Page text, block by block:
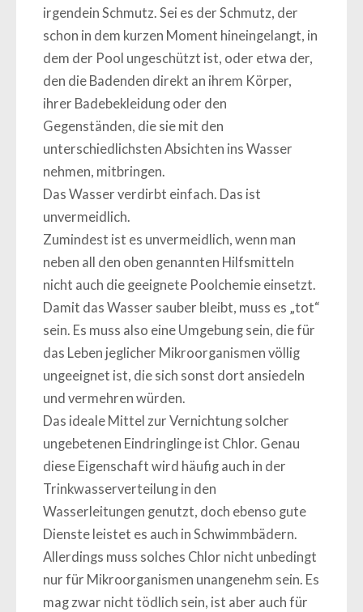
irgendein Schmutz. Sei es der Schmutz, der
schon in dem kurzen Moment hineingelangt, in
dem der Pool ungeschützt ist, oder etwa der,
den die Badenden direkt an ihrem Körper,
ihrer Badebekleidung oder den
Gegenständen, die sie mit den
unterschiedlichsten Absichten ins Wasser
nehmen, mitbringen.
Das Wasser verdirbt einfach. Das ist
unvermeidlich.
Zumindest ist es unvermeidlich, wenn man
neben all den oben genannten Hilfsmitteln
nicht auch die geeignete Poolchemie einsetzt.
Damit das Wasser sauber bleibt, muss es „tot“
sein. Es muss also eine Umgebung sein, die für
das Leben jeglicher Mikroorganismen völlig
ungeeignet ist, die sich sonst dort ansiedeln
und vermehren würden.
Das ideale Mittel zur Vernichtung solcher
ungebetenen Eindringlinge ist Chlor. Genau
diese Eigenschaft wird häufig auch in der
Trinkwasserverteilung in den
Wasserleitungen genutzt, doch ebenso gute
Dienste leistet es auch in Schwimmbädern.
Allerdings muss solches Chlor nicht unbedingt
nur für Mikroorganismen unangenehm sein. Es
mag zwar nicht tödlich sein, ist aber auch für